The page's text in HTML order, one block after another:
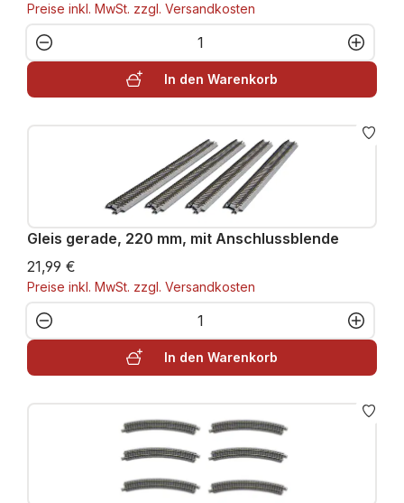
Preise inkl. MwSt. zzgl. Versandkosten
Produkt Anzahl: Gib den
In den Warenkorb
Gleis gerade, 220 mm, mit Anschlussblende
21,99 €
Preise inkl. MwSt. zzgl. Versandkosten
Produkt Anzahl: Gib den
In den Warenkorb